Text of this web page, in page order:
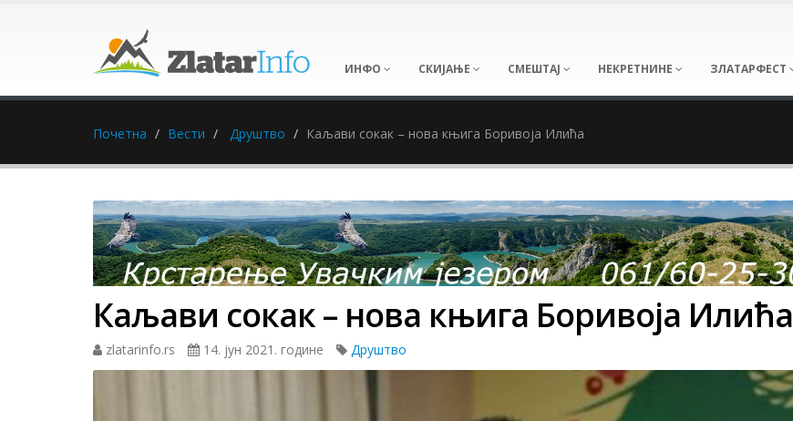
ИНФО СКИЈАЊЕ СМЕШТАЈ НЕКРЕТНИНЕ ЗЛАТАРФЕСТ
Почетна Вести Друштво Каљави сокак – нова књига Боривоја Илића
Каљави сокак – нова књига Боривоја Илића
zlatarinfo.rs 14. јун 2021. године Друштво